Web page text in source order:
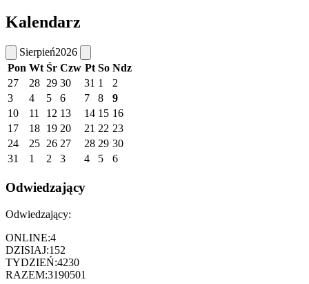
Kalendarz
Sierpień2026
Pon Wt Śr Czw Pt So Ndz
27
28 29 30 31 1
2
3
4 5 6 7 8
9
10
11 12 13 14 15 16
17
18 19 20 21 22 23
24
25 26 27 28 29 30
31
1 2 3 4 5 6
Odwiedzający
Odwiedzający:
ONLINE:4
DZISIAJ:152
TYDZIEŃ:4230
RAZEM:3190501